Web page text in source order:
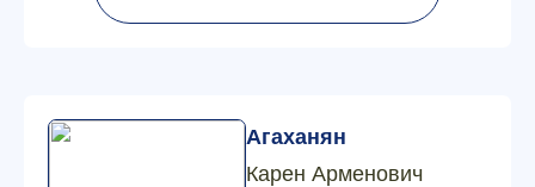
Агаханян
Карен Арменович